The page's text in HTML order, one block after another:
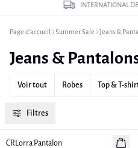
INTERNATIONAL
Page d’accueil Summer Sale Jeans &
Jeans &
Voir tout Robes Top & T-
Filtres
-30%
CRLorra Pantalon